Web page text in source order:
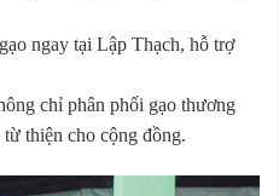
ngay tại Lập Thạch, hỗ trợ
chỉ phân phối gạo thương
thiện cho cộng đồng.